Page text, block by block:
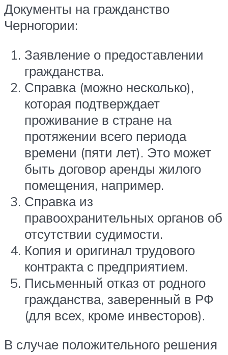
Документы на гражданство
Черногории:
Заявление о предоставлении
гражданства.
Справка (можно несколько),
которая подтверждает
проживание в стране на
протяжении всего периода
времени (пяти лет). Это может
быть договор аренды жилого
помещения, например.
Справка из
правоохранительных органов об
отсутствии судимости.
Копия и оригинал трудового
контракта с предприятием.
Письменный отказ от родного
гражданства, заверенный в РФ
(для всех, кроме инвесторов).
В случае положительного решения